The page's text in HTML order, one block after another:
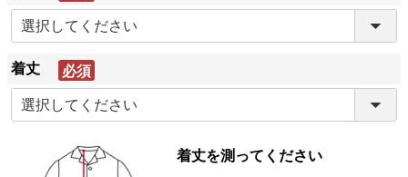
(必
須)
着丈
(必
須)
着丈を測ってください